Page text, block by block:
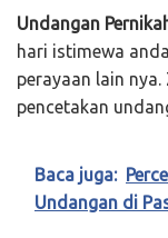
Undangan
hari istimewa
perayaan lain
pencetakan
Baca juga:
Undangan di